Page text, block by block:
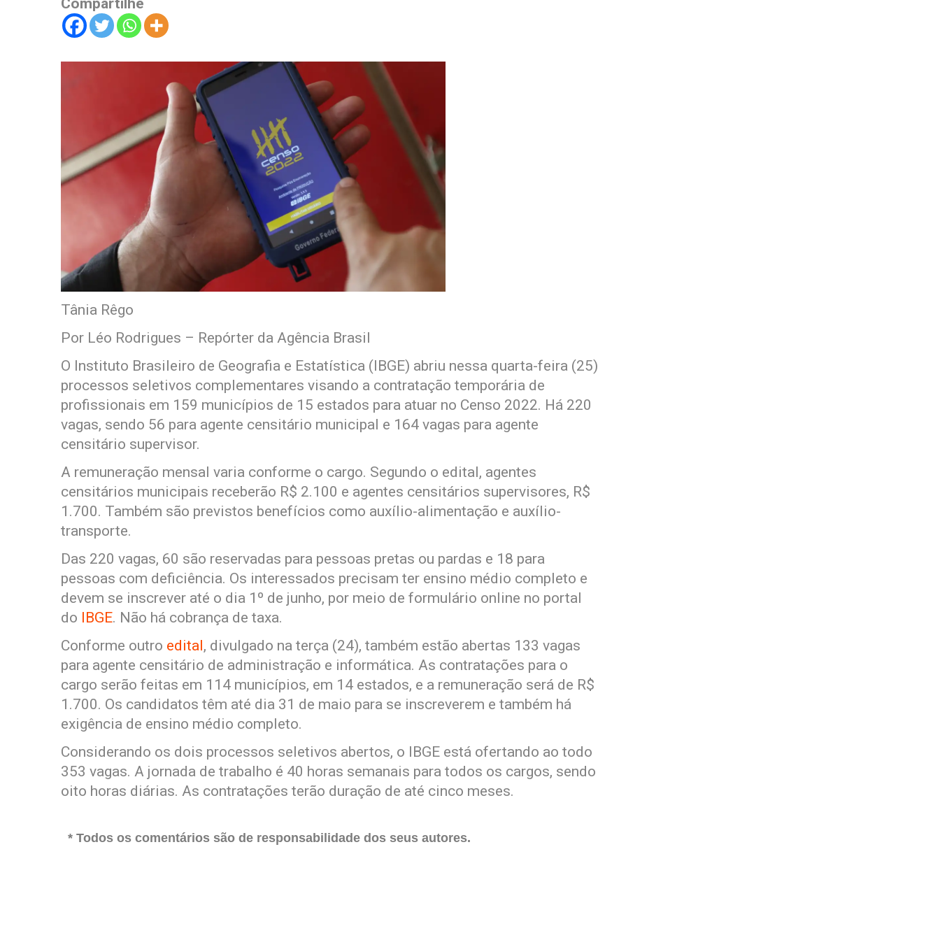
Compartilhe
Tânia Rêgo
Por Léo Rodrigues – Repórter da Agência Brasil
O Instituto Brasileiro de Geografia e Estatística (IBGE) abriu nessa quarta-feira (25)
processos seletivos complementares visando a contratação temporária de
profissionais em 159 municípios de 15 estados para atuar no Censo 2022. Há 220
vagas, sendo 56 para agente censitário municipal e 164 vagas para agente
censitário supervisor.
A remuneração mensal varia conforme o cargo. Segundo o edital, agentes
censitários municipais receberão R$ 2.100 e agentes censitários supervisores, R$
1.700. Também são previstos benefícios como auxílio-alimentação e auxílio-
transporte.
Das 220 vagas, 60 são reservadas para pessoas pretas ou pardas e 18 para
pessoas com deficiência. Os interessados precisam ter ensino médio completo e
devem se inscrever até o dia 1º de junho, por meio de formulário online no portal
do
IBGE. Não há cobrança de taxa.
Conforme outro edital , divulgado na terça (24), também estão abertas 133 vagas
para agente censitário de administração e informática. As contratações para o
cargo serão feitas em 114 municípios, em 14 estados, e a remuneração será de R$
1.700. Os candidatos têm até dia 31 de maio para se inscreverem e também há
exigência de ensino médio completo.
Considerando os dois processos seletivos abertos, o IBGE está ofertando ao todo
353 vagas. A jornada de trabalho é 40 horas semanais para todos os cargos, sendo
oito horas diárias. As contratações terão duração de até cinco meses.
* Todos os comentários são de responsabilidade dos seus autores.